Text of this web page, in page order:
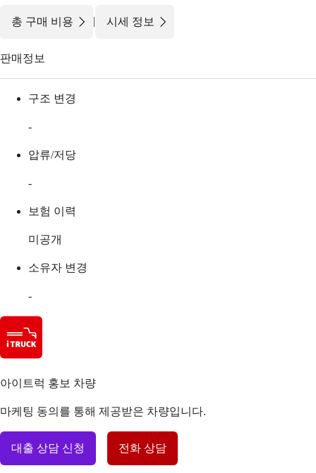
총 구매 비용 | 시세 정보
판매정보
구조 변경
-
압류/저당
-
보험 이력
미공개
소유자 변경
-
아이트럭 홍보 차량
마케팅 동의를 통해 제공받은 차량입니다.
대출 상담 신청 전화 상담